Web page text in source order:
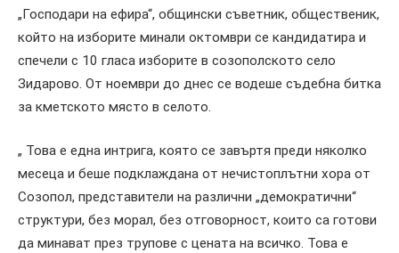
„Господари на ефира“, общински съветник, общественик,
който на изборите минали октомври се кандидатира и
спечели с 10 гласа изборите в созополското село
Зидарово. От ноември до днес се водеше съдебна битка
за кметското място в селото.
„ Това е една интрига, която се завъртя преди няколко
месеца и беше подклаждана от нечистоплътни хора от
Созопол, представители на различни „демократични“
структури, без морал, без отговорност, които са готови
да минават през трупове с цената на всичко. Това е